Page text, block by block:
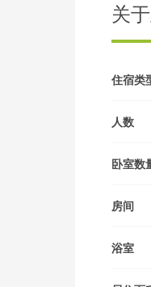
关
住宿类
人数
卧室数
房间
浴室